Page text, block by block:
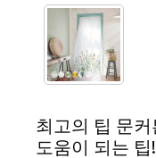
최고의 팁 문
도움이 되는 팁